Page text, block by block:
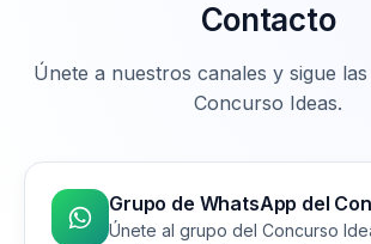
Contacto
Únete a nuestros canales y sigue
Concurso Ideas.
Grupo de WhatsApp del
Únete al grupo del Concurso